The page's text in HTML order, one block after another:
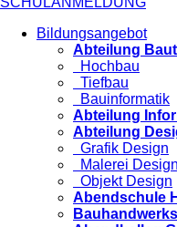
Bildungsangebot
Abteilung
Hochbau
Tiefbau
Bauinformatik
Abteilung
Abteilung
Grafik Design
Malerei Design
Objekt Design
Abendschule